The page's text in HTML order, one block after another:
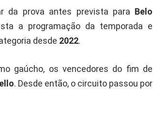
da prova antes prevista para Belo
a programação da temporada e
desde 2022.
gaúcho, os vencedores do fim de
. Desde então, o circuito passou por